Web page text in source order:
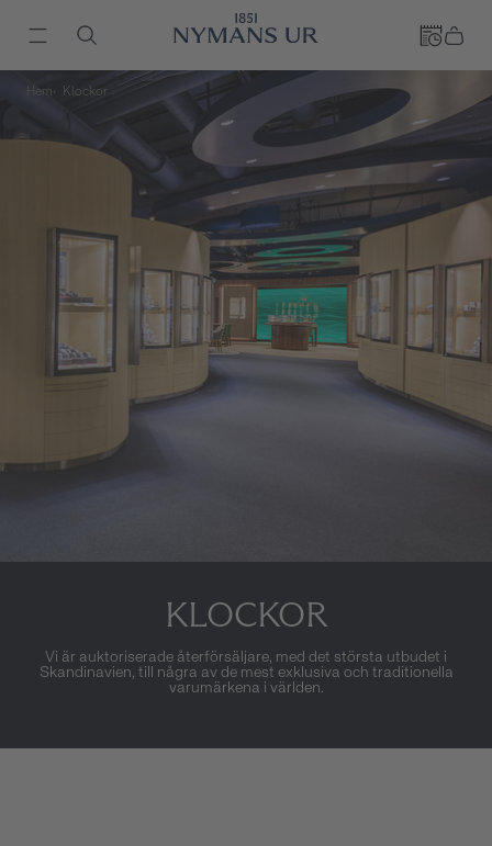
Hem Klockor
KLOCKOR
Vi är auktoriserade återförsäljare, med det största utbudet i
Skandinavien, till några av de mest exklusiva och traditionella
varumärkena i världen.